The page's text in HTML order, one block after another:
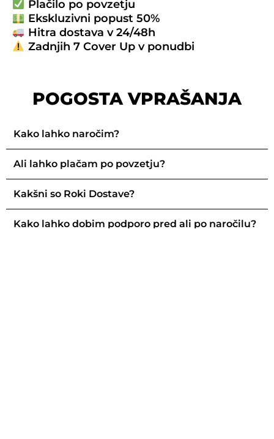
Plačilo po povzetju
Ekskluzivni popust 50%
Hitra dostava v 24/48h
Zadnjih 7 Cover Up v ponudbi
POGOSTA VPRAŠANJA
Kako lahko naročim?
Ali lahko plačam po povzetju?
Kakšni so Roki Dostave?
Kako lahko dobim podporo pred ali po naročilu?